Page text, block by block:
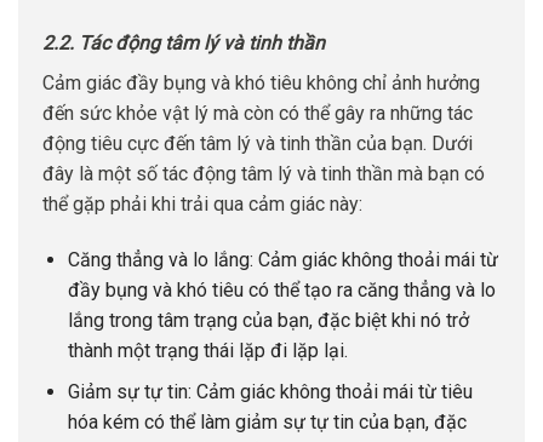
2.2. Tác động tâm lý và tinh thần
Cảm giác đầy bụng và khó tiêu không chỉ ảnh hưởng
đến sức khỏe vật lý mà còn có thể gây ra những tác
động tiêu cực đến tâm lý và tinh thần của bạn. Dưới
đây là một số tác động tâm lý và tinh thần mà bạn có
thể gặp phải khi trải qua cảm giác này:
Căng thẳng và lo lắng: Cảm giác không thoải mái từ
đầy bụng và khó tiêu có thể tạo ra căng thẳng và lo
lắng trong tâm trạng của bạn, đặc biệt khi nó trở
thành một trạng thái lặp đi lặp lại.
Giảm sự tự tin: Cảm giác không thoải mái từ tiêu
hóa kém có thể làm giảm sự tự tin của bạn, đặc